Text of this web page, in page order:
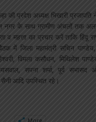
की प्रदेश अध्यक्ष भिखारी
नगर के साथ ग्रामीण अंचलों तक
व महत्ता का प्रचार करें ताकि हिंदू
में जिला महामंत्री सचिन पाण्डेय,
विमला कसौधन, मिथिलेश
सपना शर्मा, पूर्व सभासद
सैनी आदि उपस्थित रहे।